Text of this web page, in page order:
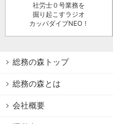
社労士０号業務を
掘り起こすラジオ
カッパダイブNEO！
総務の森トップ
総務の森とは
会社概要